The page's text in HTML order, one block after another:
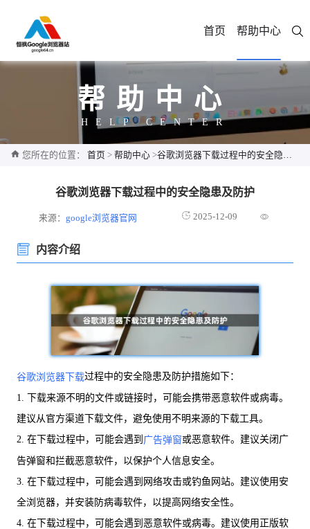
首页 帮助中心
帮助中心
HELP CENTER
您所在的位置： 首页 > 帮助中心 >谷歌浏览器下载过程中的安全隐患及防护
谷歌浏览器下载过程中的安全隐患及防护
来源：google浏览器官网 2025-12-09
内容介绍
谷歌浏览器下载过程中的安全隐患及防护措施如下：
1. 下载来源不明的文件或链接时，可能会携带恶意软件或病毒。
建议从官方渠道下载文件，避免使用不明来源的下载工具。
2. 在下载过程中，可能会遇到 广告弹窗或恶意软件。建议关闭广
告弹窗和拦截恶意软件，以保护个人信息安全。
3. 在下载过程中，可能会遇到网络攻击或钓鱼网站。建议使用安
全浏览器，并安装防病毒软件，以提高网络安全性。
4. 在下载过程中，可能会遇到恶意软件或病毒。建议使用正版软